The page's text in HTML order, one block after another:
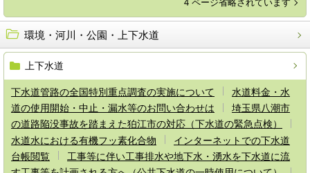
4 ページ省略されています
環境・河川・公園・上下水道
上下水道
下水道管路の全国特別重点調査の実施について
水道料金・水
道の使用開始・中止・漏水等のお問い合わせは
埼玉県八潮市
の道路陥没事故を踏まえた狛江市の対応（下水道の緊急点検）
水道水における有機フッ素化合物
インターネットでの下水道
台帳閲覧
工事等に伴い工事排水や地下水・湧水を下水道に流